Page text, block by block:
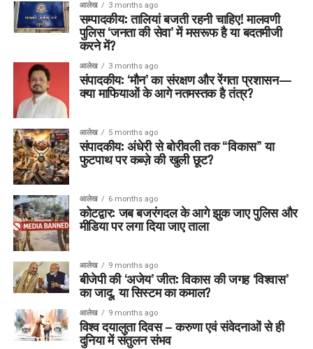
आलेख 3 months ago
सम्पादकीय: तालियां बजती रहनी चाहिए! मालवणी
पुलिस ‘जनता की सेवा’ में मसरूफ है या बदतमीजी
करने में?
आलेख 3 months ago
संपादकीय: ‘मौन’ का संरक्षण और रेंगता प्रशासन—
क्या माफियाओं के आगे नतमस्तक है तंत्र?
आलेख 5 months ago
संपादकीय: अंधेरी से बोरीवली तक “विकास” या
फुटपाथ पर कब्ज़े की खुली छूट?
आलेख 6 months ago
कोटद्वार: जब बजरंगदल के आगे झुक जाए पुलिस और
मीडिया पर लगा दिया जाए ताला
आलेख 9 months ago
बीजेपी की ‘अजेय’ जीत: विकास की जगह ‘विश्वास’
का जादू, या सिस्टम का कमाल?
आलेख 9 months ago
विश्व दयालुता दिवस – करुणा एवं संवेदनाओं से ही
दुनिया में संतुलन संभव